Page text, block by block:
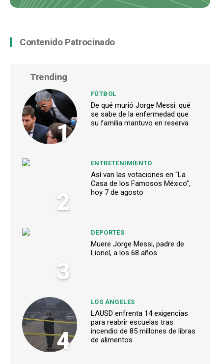
Contenido Patrocinado
Trending
1
FÚTBOL
De qué murió Jorge Messi: qué
se sabe de la enfermedad que
su familia mantuvo en reserva
2
ENTRETENIMIENTO
Así van las votaciones en “La
Casa de los Famosos México”,
hoy 7 de agosto
3
DEPORTES
Muere Jorge Messi, padre de
Lionel, a los 68 años
4
LOS ÁNGELES
LAUSD enfrenta 14 exigencias
para reabrir escuelas tras
incendio de 85 millones de libras
de alimentos